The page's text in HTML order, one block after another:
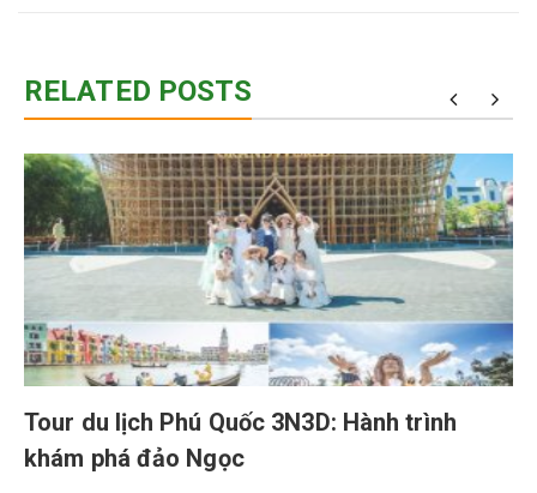
RELATED POSTS
Tour du lịch Phú Quốc 3N3D: Hành trình
khám phá đảo Ngọc